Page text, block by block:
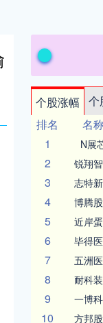
个股涨幅 个
排名
名
1
N展
2 锐翔
3 志特
4 博腾
5 近岸
6 毕得
7 五洲
8 耐科
9 一博
10 方邦